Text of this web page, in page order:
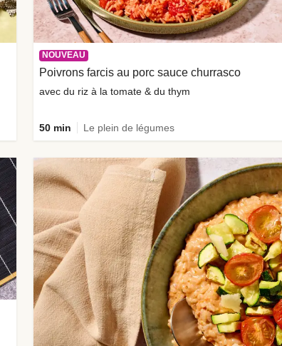
NOUVEAU
Poivrons farcis au porc sauce churrasco
avec du riz à la tomate & du thym
50 min Le plein de légumes